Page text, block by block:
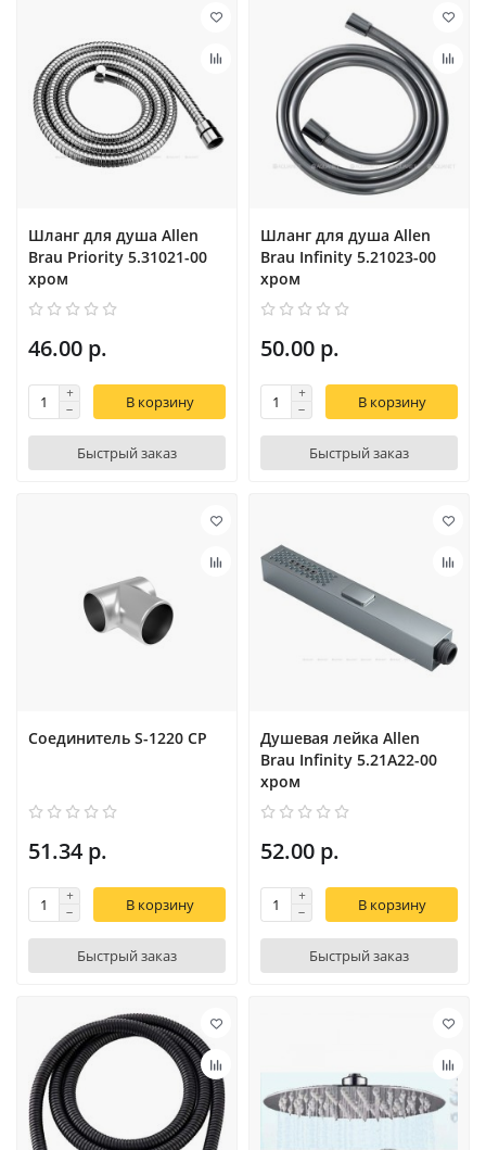
Шланг для душа Allen
Brau Priority 5.31021-00
хром
46.00 р.
В корзину
Быстрый заказ
Шланг для душа Allen
Brau Infinity 5.21023-00
хром
50.00 р.
В корзину
Быстрый заказ
Соединитель S-1220 CP
51.34 р.
В корзину
Быстрый заказ
Душевая лейка Allen
Brau Infinity 5.21A22-00
хром
52.00 р.
В корзину
Быстрый заказ